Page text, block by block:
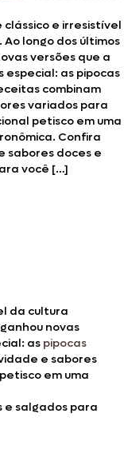
clássico e irresistível
longo dos últimos
versões que a
as pipocas
combinam
variados para
petisco em uma
Confira
sabores doces e
você […]
da cultura
novas
as pipocas
e sabores
em uma
e salgados para